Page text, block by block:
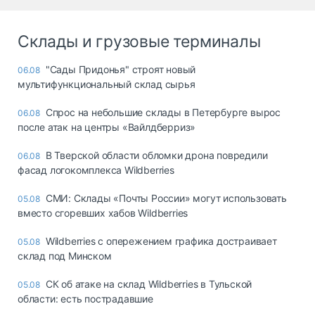
Склады и грузовые терминалы
06.08 "Сады Придонья" строят новый
мультифункциональный склад сырья
06.08 Спрос на небольшие склады в Петербурге вырос
после атак на центры «Вайлдберриз»
06.08 В Тверской области обломки дрона повредили
фасад логокомплекса Wildberries
05.08 СМИ: Склады «Почты России» могут использовать
вместо сгоревших хабов Wildberries
05.08 Wildberries с опережением графика достраивает
склад под Минском
05.08 СК об атаке на склад Wildberries в Тульской
области: есть пострадавшие